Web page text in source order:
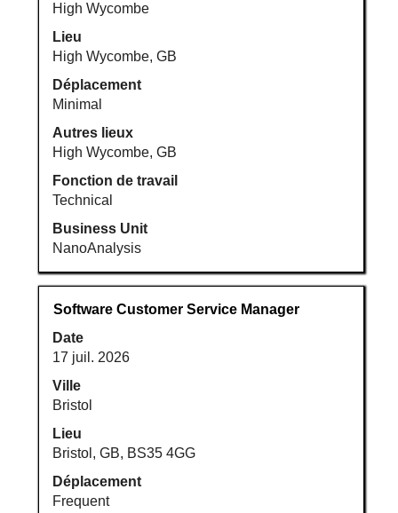
High Wycombe
Lieu
High Wycombe, GB
Déplacement
Minimal
Autres lieux
High Wycombe, GB
Fonction de travail
Technical
Business Unit
NanoAnalysis
pour
afficher
tout
contenu
des
informations
d’emploi.
Titre
Software Customer Service Manager
Date
17 juil. 2026
Ville
Bristol
Lieu
Bristol, GB, BS35 4GG
Déplacement
Frequent
Sélectionnez
avec
la
barre
d’espacement
pour
afficher
tout
contenu
des